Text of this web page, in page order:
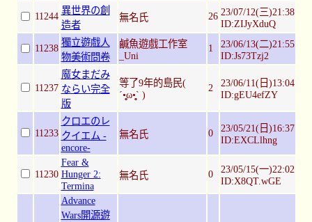
11244 異世界の創
造者
無名氏 26 23/07/12(三)21:38
ID:ZIJyXduQ
11238 獨立遊戲人
物美術問卷
鹹魚遊戲工作室
_Uni
1
23/06/13(二)21:55
ID:Js73Tzj2
11237
魔女まだみ
ならい完全
版
等了9年的島民(
´•̥̥̥ω•̥̥̥` )
2
23/06/11(日)13:04
ID:gEU4efZY
11233
クロエのレ
クイエム -
encore-
無名氏 0
23/05/21(日)16:37
ID:EXCLlhng
11230
Fear &
Hunger 2:
Termina
無名氏 0
23/05/15(一)22:02
ID:X8QT.wGE
Advance
Wars開源遊